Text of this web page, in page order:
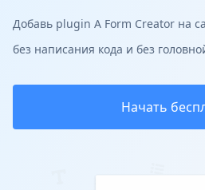
Добавь plugin A Form Creator на
без написания кода и без
Начать